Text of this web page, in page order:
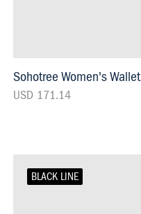
Sohotree Women's Wallet
USD 171.14
BLACK LINE